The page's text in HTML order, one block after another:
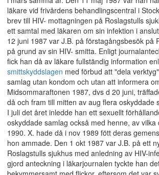
läkare vid frivårdens behandlingscentral i
brev till HIV- mottagningen på Roslagstulls
ett samtal med läkaren om sin infektion i
12 juni 1987 var J.B. på förstagångsbesök på
på grund av sin HIV- smitta. Enligt
fick han då av läkare fullständig information
smittskyddslagen med förbud att "dela
samlag utan kondom och utan att informera
Midsommaraftonen 1987, dvs d 20 juni,
då och fram till mitten av aug flera oskyddade
I juli det året inledde han ett sexuellt
oskyddade samlag också med henne, av
1990. X. hade då i nov 1989 fött deras
hon ammade. Den 1 okt 1987 var J.B. på ett
Roslagstulls sjukhus med anledning av HIV-
gjord anteckning i läkarjournalen tyckte han